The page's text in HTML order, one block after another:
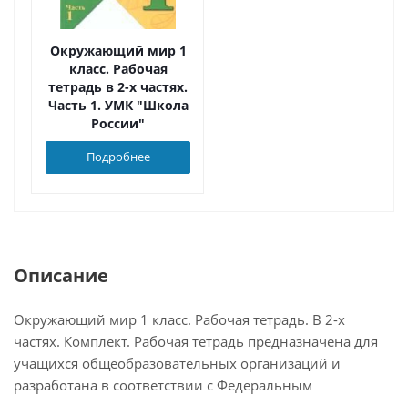
Окружающий мир 1
класс. Рабочая
тетрадь в 2-х частях.
Часть 1. УМК "Школа
России"
Подробнее
Описание
Окружающий мир 1 класс. Рабочая тетрадь. В 2-х
частях. Комплект. Рабочая тетрадь предназначена для
учащихся общеобразовательных организаций и
разработана в соответствии с Федеральным